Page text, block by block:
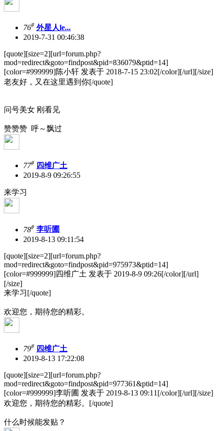
76# 外星人le...
2019-7-31 00:46:38
[quote][size=2][url=forum.php?
mod=redirect&goto=findpost&pid=836079&ptid=14]
[color=#999999]陈小轩 发表于 2018-7-15 23:02[/color][/url][/size]
老友好，又在这里遇到你[/quote]
问号美女 刚看见
赞赞赞 呼～飘过
77# 四维广土
2019-8-9 09:26:55
来学习
78# 李听圃
2019-8-13 09:11:54
[quote][size=2][url=forum.php?
mod=redirect&goto=findpost&pid=975973&ptid=14]
[color=#999999]四维广土 发表于 2019-8-9 09:26[/color][/url]
[/size]
来学习[/quote]
欢迎您，期待您的精彩。
79# 四维广土
2019-8-13 17:22:08
[quote][size=2][url=forum.php?
mod=redirect&goto=findpost&pid=977361&ptid=14]
[color=#999999]李听圃 发表于 2019-8-13 09:11[/color][/url][/size]
欢迎您，期待您的精彩。[/quote]
什么时候能发贴？